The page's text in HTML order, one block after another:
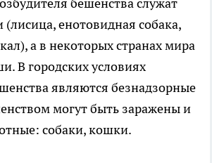
енотовидная собака,
а в некоторых странах мира
В городских условиях
являются безнадзорные
могут быть заражены и
собаки, кошки.